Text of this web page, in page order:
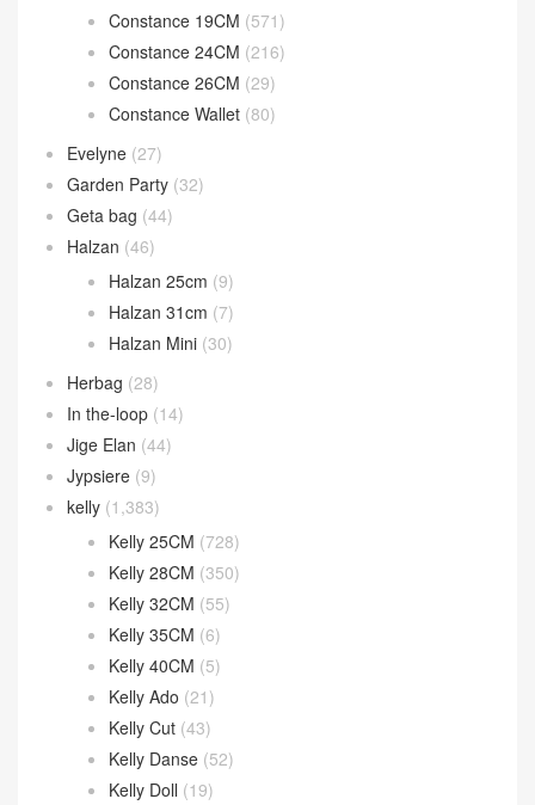
Constance 19CM (571)
Constance 24CM (216)
Constance 26CM (29)
Constance Wallet (80)
Evelyne (27)
Garden Party (32)
Geta bag (44)
Halzan (46)
Halzan 25cm (9)
Halzan 31cm (7)
Halzan Mini (30)
Herbag (28)
In the-loop (14)
Jige Elan (44)
Jypsiere (9)
kelly (1,383)
Kelly 25CM (728)
Kelly 28CM (350)
Kelly 32CM (55)
Kelly 35CM (6)
Kelly 40CM (5)
Kelly Ado (21)
Kelly Cut (43)
Kelly Danse (52)
Kelly Doll (19)